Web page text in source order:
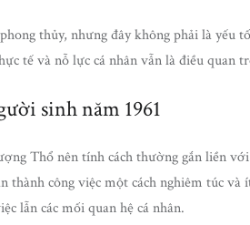
thủy, nhưng đây không phải là yếu
tế và nỗ lực cá nhân vẫn là điều quan
sinh năm 1961
Thổ nên tính cách thường gắn liền
thành công việc một cách nghiêm túc
lẫn các mối quan hệ cá nhân.